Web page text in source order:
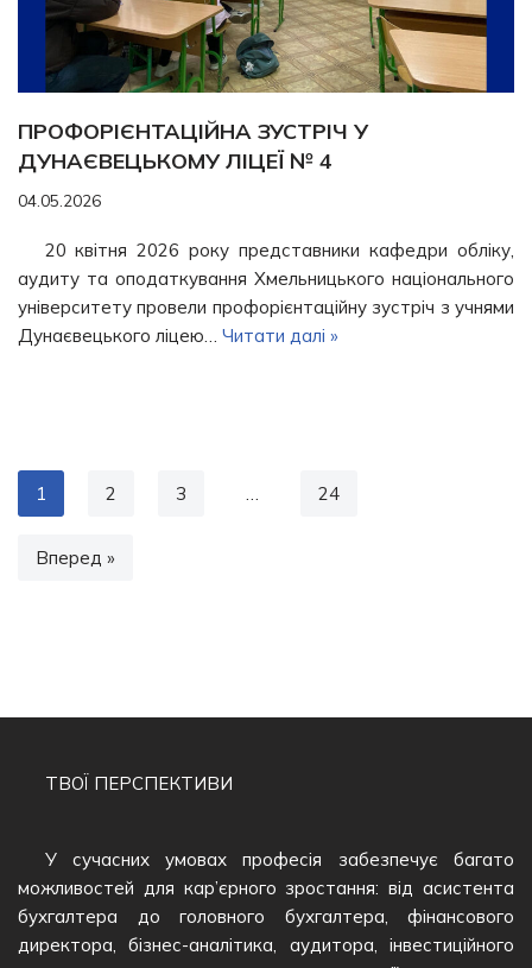
ПРОФОРІЄНТАЦІЙНА ЗУСТРІЧ У
ДУНАЄВЕЦЬКОМУ ЛІЦЕЇ № 4
04.05.2026
20 квітня 2026 року представники кафедри обліку,
аудиту та оподаткування Хмельницького національного
університету провели профорієнтаційну зустріч з учнями
Дунаєвецького ліцею… Читати далі »
1 2 3 … 24
Вперед »
ТВОЇ ПЕРСПЕКТИВИ
У сучасних умовах професія забезпечує багато
можливостей для кар’єрного зростання: від асистента
бухгалтера до головного бухгалтера, фінансового
директора, бізнес-аналітика, аудитора, інвестиційного